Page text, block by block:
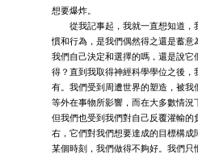
想要爆炸。
從我記事起，我就一直想知道，
慣和行為，是我們偶然得之還是蓄意
我們自己決定和選擇的嗎，還是說它
得？直到我取得神經科學學位之後，
有。我們受到周遭世界的塑造，被我
等外在事物所影響，而在大多數情況
但我們也受到我們對自己反覆灌輸的
右，它們對我們想要達成的目標構成
某個時刻，我們做得不夠好。我們只